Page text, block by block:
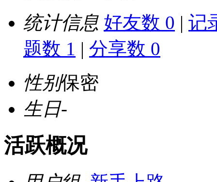
统计信息 好友数 0 | 记
题数 1 | 分享数 0
性别保密
生日-
活跃概况